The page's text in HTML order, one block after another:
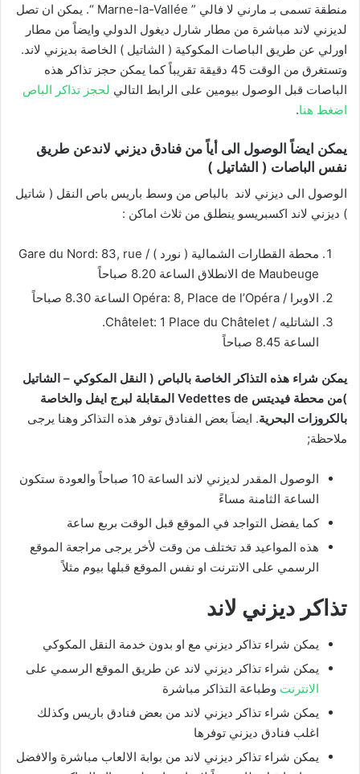
منطقة تسمى بـ مارني لا فالي ” Marne-la-Vallée “. يمكن ان تصل
لديزني لاند مباشرة من مطار شارل ديغول الدولي وايضاً من مطار
اورلي عن طريق الباصات المكوكية ( الشاتيل ) الخاصة بديزني لاند.
وتستغرق من الوقت 45 دقيقة تقريباً كما يمكن حجز تذاكر هذه
الباصات قبل الوصول بيومين على الرابط التالي لحجز تذاكر الباص
اضغط هنا.
يمكن ايضاً الوصول الى أياً من فنادق ديزني لاندعن طريق
نفس الباصات ( الشاتيل )
الوصول الى ديزني لاند بالباص من وسط باريس باص النقل ( شاتيل
) ديزني لاند اكسبريسو ينطلق من ثلاث اماكن :
محطة القطارات الشمالية ( نورد ) / Gare du Nord: 83, rue
de Maubeuge الانطلاق الساعة 8.20 صباحاً
الاوبرا / Opéra: 8, Place de l’Opéra الساعة 8.30 صباحاً
الشاتليه / Châtelet: 1 Place du Châtelet.
الساعة 8.45 صباحاً
يمكن شراء هذه التذاكر الخاصة بالباص ( النقل المكوكي – الشاتيل
)من محطة فيديتس Vedettes de المقابلة لبرج ايفل والخاصة
بالكروزات البحرية. ايضاَ بعض الفنادق توفر هذه التذاكر وهنا يرجى
ملاحظة;
الوصول المقدر لديزني لاند الساعة 10 صباحاً والعودة ستكون
الساعة الثامنة مساءً
كما يفضل التواجد في الموقع قبل الوقت بربع ساعة
هذه المواعيد قد تختلف من وقت لأخر يرجى مراجعة الموقع
الرسمي على الانترنت او نفس الموقع قبلها بيوم مثلاً
تذاكر ديزني لاند
يمكن شراء تذاكر ديزني مع او بدون خدمة النقل المكوكي
يمكن شراء تذاكر ديزني لاند عن طريق الموقع الرسمي على
الانترنت وطباعة التذاكر مباشرة
يمكن شراء تذاكر ديزني لاند من بعض فنادق باريس وكذلك
اغلب فنادق ديزني توفرها
يمكن شراء تذاكر ديزني لاند من بوابة الالعاب مباشرة والافضل